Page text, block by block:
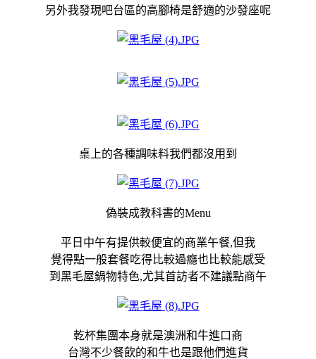
另外我發現吧台區的高腳椅是舒適的沙發座呢
桌上的各種調味料我們都沒用到
偽裝成教科書的Menu
平日中午有提供較便宜的商業午餐,但我
覺得點一般套餐吃得比較過癮也比較能感受
到黑毛屋鍋物特色,尤其首訪者不建議點商午
乾杯集團本身就是澳洲和牛進口商
台灣不少餐飲的和牛也是跟他們進貨